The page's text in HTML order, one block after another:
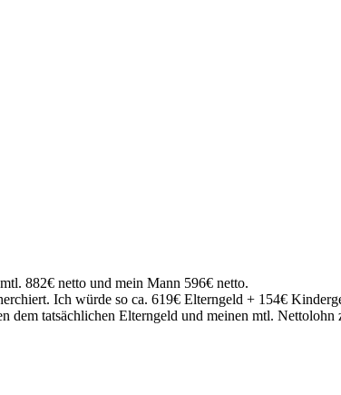
882€ netto und mein Mann 596€ netto.
Ich würde so ca. 619€ Elterngeld + 154€
dem tatsächlichen Elterngeld und meinen mtl. Nettolohn